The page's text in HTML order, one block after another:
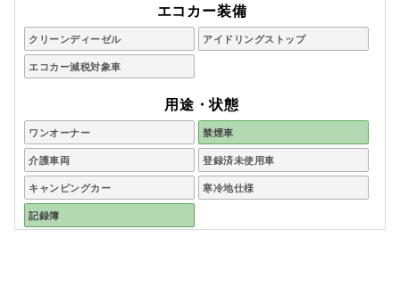
エコカー装備
クリーンディーゼル アイドリングストップ
エコカー減税対象車
用途・状態
ワンオーナー 禁煙車
介護車両 登録済未使用車
キャンピングカー 寒冷地仕様
記録簿